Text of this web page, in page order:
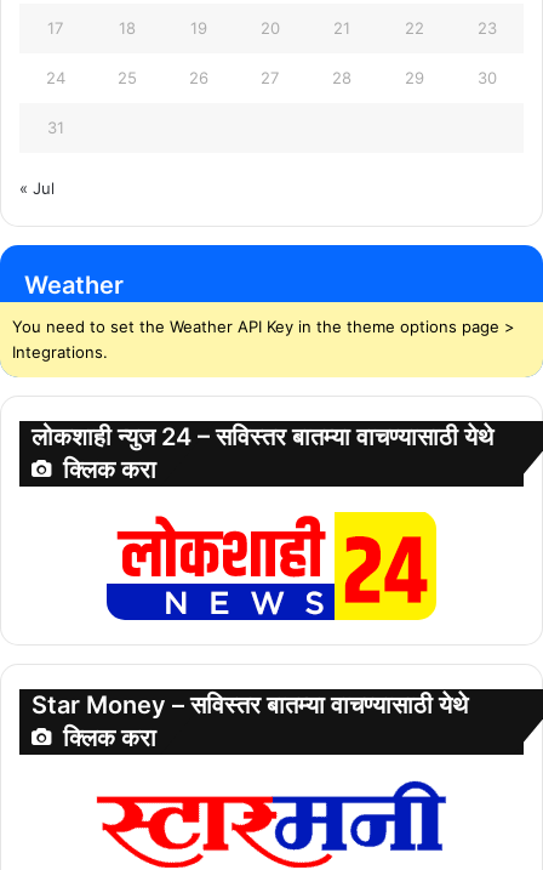
17 18 19 20 21 22 23
24 25 26 27 28 29 30
31
« Jul
Weather
You need to set the Weather API Key in the theme options page >
Integrations.
लोकशाही न्युज 24 – सविस्तर बातम्या वाचण्यासाठी येथे
क्लिक करा
Star Money – सविस्तर बातम्या वाचण्यासाठी येथे
क्लिक करा